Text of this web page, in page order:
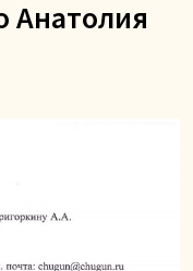
Анатолия